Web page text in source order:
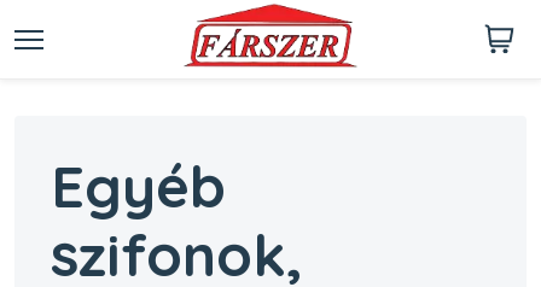
Egyéb
szifonok,